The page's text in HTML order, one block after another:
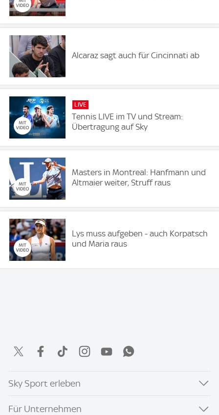
Alcaraz sagt auch für Cincinnati ab
LIVE
Tennis LIVE im TV und Stream:
Übertragung auf Sky
Masters in Montreal: Hanfmann und
Altmaier weiter, Struff raus
Lys muss aufgeben - auch Korpatsch
und Maria raus
Sky Sport erleben
Für Unternehmen